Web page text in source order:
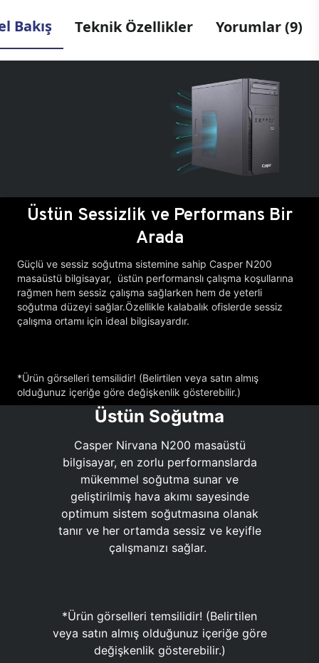
Bakış Teknik Özellikler Yorumlar (9)
Üstün Sessizlik ve Performans Bir
Arada
Güçlü ve sessiz soğutma sistemine sahip Casper N200
masaüstü bilgisayar, üstün performanslı çalışma koşullarına
rağmen hem sessiz çalışma sağlarken hem de yeterli
soğutma düzeyi sağlar.Özellikle kalabalık ofislerde sessiz
çalışma ortamı için ideal bilgisayardır.
*Ürün görselleri temsilidir! (Belirtilen veya satın almış
olduğunuz içeriğe göre değişkenlik gösterebilir.)
Üstün Soğutma
Casper Nirvana N200 masaüstü
bilgisayar, en zorlu performanslarda
mükemmel soğutma sunar ve
geliştirilmiş hava akımı sayesinde
optimum sistem soğutmasına olanak
tanır ve her ortamda sessiz ve keyifle
çalışmanızı sağlar.
*Ürün görselleri temsilidir! (Belirtilen
veya satın almış olduğunuz içeriğe göre
değişkenlik gösterebilir.)